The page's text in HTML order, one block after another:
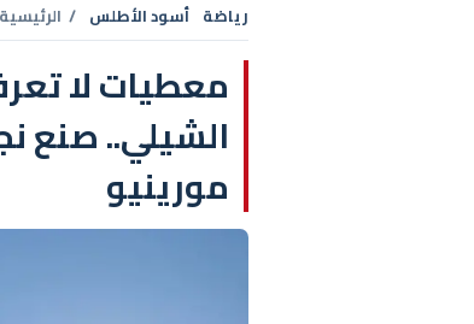
رياضة أسود الأطلس / الرئيسية
معطيات لا
الشيلي.. صنع
مورينيو